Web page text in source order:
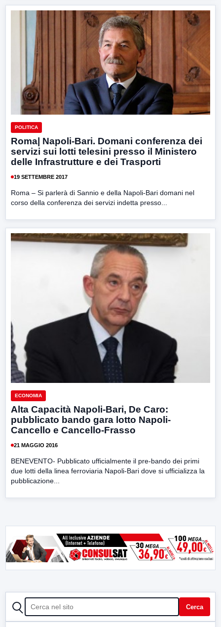
POLITICA
Roma| Napoli-Bari. Domani conferenza dei
servizi sui lotti telesini presso il Ministero
delle Infrastrutture e dei Trasporti
19 SETTEMBRE 2017
Roma – Si parlerà di Sannio e della Napoli-Bari domani nel
corso della conferenza dei servizi indetta presso...
ECONOMIA
Alta Capacità Napoli-Bari, De Caro:
pubblicato bando gara lotto Napoli-
Cancello e Cancello-Frasso
21 MAGGIO 2016
BENEVENTO- Pubblicato ufficialmente il pre-bando dei primi
due lotti della linea ferroviaria Napoli-Bari dove si ufficializza la
pubblicazione...
CERCA Cerca